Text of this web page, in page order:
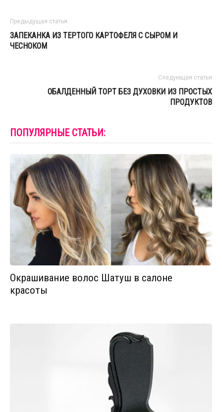
Предыдущая статья
ЗАПЕКАНКА ИЗ ТЕРТОГО КАРТОФЕЛЯ С СЫРОМ И
ЧЕСНОКОМ
Следующая статья
ОБАЛДЕННЫЙ ТОРТ БЕЗ ДУХОВКИ ИЗ ПРОСТЫХ
ПРОДУКТОВ
ПОПУЛЯРНЫЕ СТАТЬИ:
Окрашивание волос Шатуш в салоне
красоты